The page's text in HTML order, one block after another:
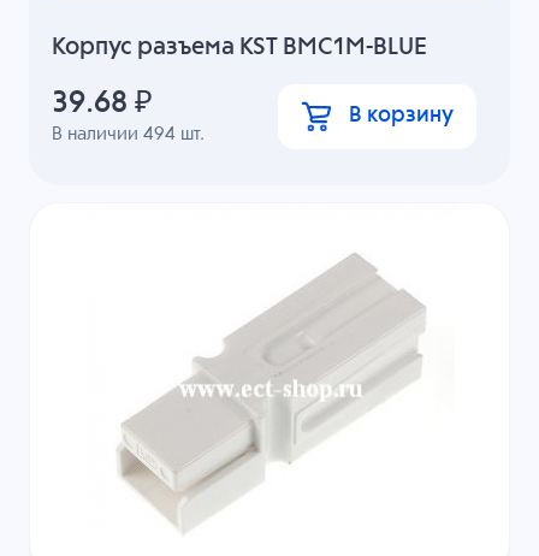
Корпус разъема KST BMC1M-BLUE
В наличии494 шт.
39.68 ₽ В корзину